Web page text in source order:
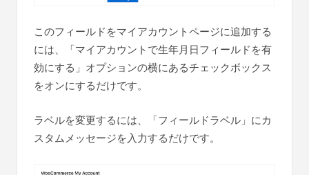
このフィールドをマイアカウントページに追加する
には、「マイアカウントで生年月日フィールドを有
効にする」オプションの横にあるチェックボックス
をオンにするだけです。
ラベルを変更するには、「フィールドラベル」にカ
スタムメッセージを入力するだけです。